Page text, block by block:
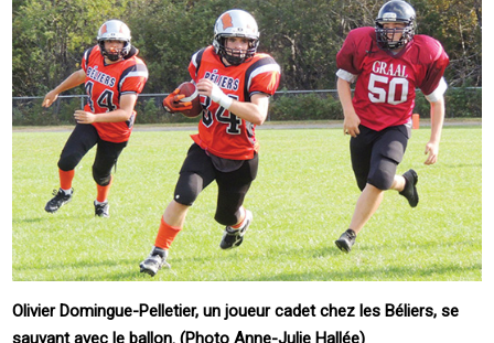
Olivier Domingue-Pelletier, un joueur cadet chez les Béliers, se
sauvant avec le ballon. (Photo Anne-Julie Hallée)